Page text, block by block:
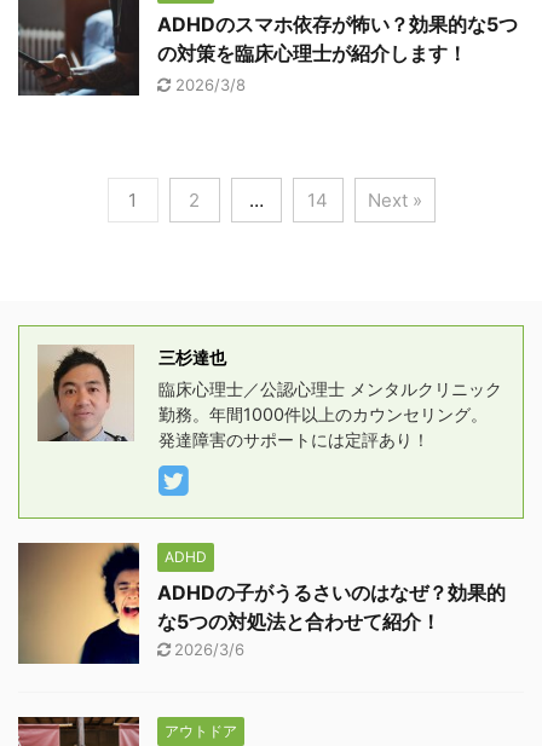
ADHDのスマホ依存が怖い？効果的な5つ
の対策を臨床心理士が紹介します！
2026/3/8
1 2 … 14 Next »
三杉達也
臨床心理士／公認心理士 メンタルクリニック
勤務。年間1000件以上のカウンセリング。
発達障害のサポートには定評あり！
ADHD
ADHDの子がうるさいのはなぜ？効果的
な5つの対処法と合わせて紹介！
2026/3/6
アウトドア